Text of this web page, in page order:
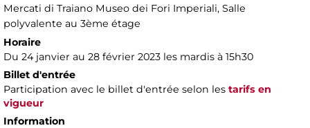
Mercati di Traiano Museo dei Fori Imperiali, Salle
polyvalente au 3ème étage
Horaire
Du 24 janvier au 28 février 2023 les mardis à 15h30
Billet d'entrée
Participation avec le billet d'entrée selon les tarifs en
vigueur
Information